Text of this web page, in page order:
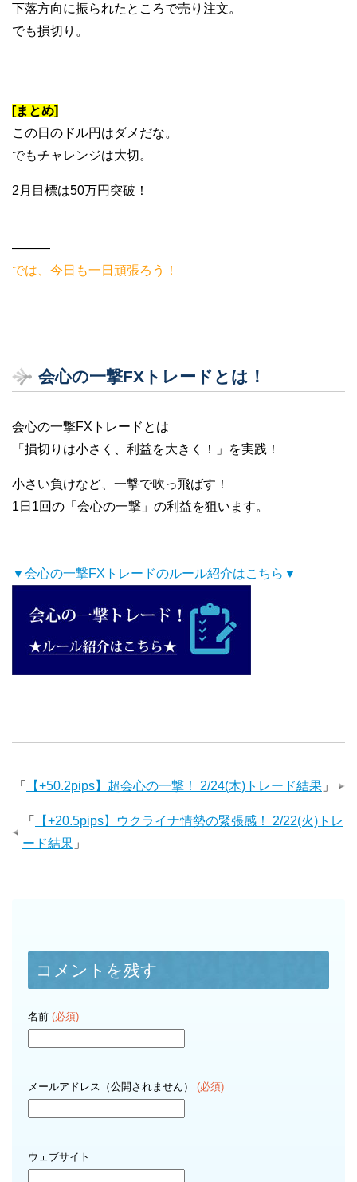
下落方向に振られたところで売り注文。
でも損切り。
[まとめ]
この日のドル円はダメだな。
でもチャレンジは大切。
2月目標は50万円突破！
———
では、今日も一日頑張ろう！
会心の一撃FXトレードとは！
会心の一撃FXトレードとは
「損切りは小さく、利益を大きく！」を実践！
小さい負けなど、一撃で吹っ飛ばす！
1日1回の「会心の一撃」の利益を狙います。
▼会心の一撃FXトレードのルール紹介はこちら▼
「 【+50.2pips】超会心の一撃！ 2/24(木)トレード結果 」
「
【+20.5pips】ウクライナ情勢の緊張感！ 2/22(火)トレ
ード結果 」
コメントを残す
名前 (必須)
メールアドレス（公開されません） (必須)
ウェブサイト